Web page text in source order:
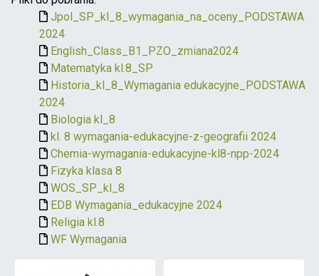
Jpol_SP_kl_8_wymagania_na_oceny_PODSTAWA
2024
English_Class_B1_PZO_zmiana2024
Matematyka kl.8_SP
Historia_kl_8_Wymagania edukacyjne_PODSTAWA
2024
Biologia kl_8
kl. 8 wymagania-edukacyjne-z-geografii 2024
Chemia-wymagania-edukacyjne-kl8-npp-2024
Fizyka klasa 8
WOS_SP_kl_8
EDB Wymagania_edukacyjne 2024
Religia kl.8
WF Wymagania